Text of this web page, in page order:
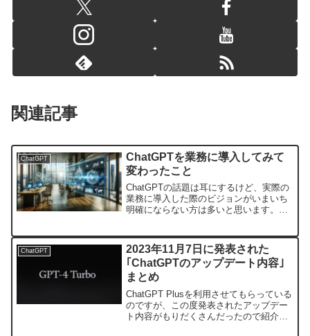
関連記事
ChatGPT
ChatGPTを業務に導入してみて
変わったこと
ChatGPTの話題は耳にするけど、実際の
業務に導入した際のビジョンがいまいち
明確にならない方は多いと思います。私
日にこなす業務の量が最大で5倍以上とい
った感じです。で...
ChatGPT
2023年11月7日に発表された
｢ChatGPTのアップデート内容｣
まとめ
ChatGPT Plusを利用させてもらっている
のですが、この度発表されたアップデー
ト内容がもりだくさんだったので紹介さ